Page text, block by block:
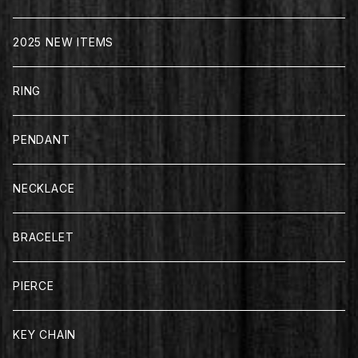
2025 NEW ITEMS
RING
PENDANT
NECKLACE
BRACELET
PIERCE
KEY CHAIN